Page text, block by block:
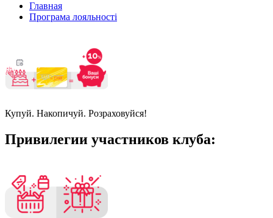
Главная
Програма лояльності
Купуй. Накопичуй. Розраховуйся!
Привилегии участников клуба: